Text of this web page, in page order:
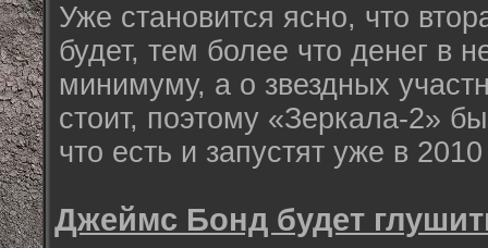
Уже становится ясно, что
будет, тем более что денег в
минимуму, а о звездных
стоит, поэтому «Зеркала-2»
что есть и запустят уже в 2010
Джеймс Бонд будет